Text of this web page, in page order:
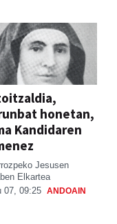
honetan,
Kandidaren
Jesusen
Elkartea
07, 09:25 ANDOAIN